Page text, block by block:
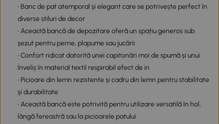
• Banc de pat atemporal și elegant care se potrivește perfect în
diverse stiluri de decor
• Această bancă de depozitare oferă un spațiu generos sub
șezut pentru perne, plapume sau jucării
• Confort ridicat datorită unei capitonări moi de spumă și unui
înveliș în material textil respirabil efect de in
• Picioare din lemn rezistente și cadru din lemn pentru stabilitate
și durabilitate
• Această bancă este potrivită pentru utilizare versatilă în hol,
lângă fereastră sau la picioarele patului